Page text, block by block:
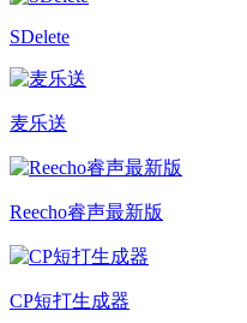
SDelete
麦乐送
Reecho睿声最新版
CP短打生成器